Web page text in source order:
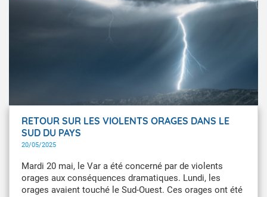
encore, très localement, des températures inédites pour
RETOUR SUR LES VIOLENTS ORAGES DANS LE
SUD DU PAYS
20/05/2025
Mardi 20 mai, le Var a été concerné par de violents
orages aux conséquences dramatiques. Lundi, les
orages avaient touché le Sud-Ouest. Ces orages ont été